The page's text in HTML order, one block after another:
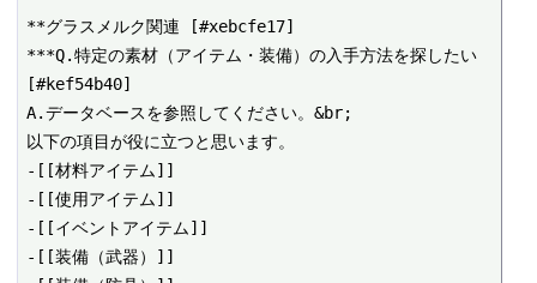
**グラスメルク関連 [#xebcfe17]
***Q.特定の素材（アイテム・装備）の入手方法を探したい
[#kef54b40]
A.データベースを参照してください。&br;
以下の項目が役に立つと思います。
-[[材料アイテム]]
-[[使用アイテム]]
-[[イベントアイテム]]
-[[装備（武器）]]